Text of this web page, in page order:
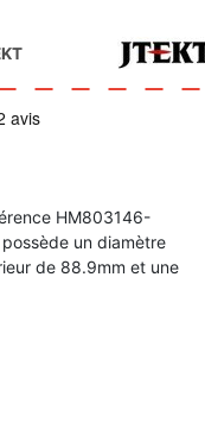
HM803146-
un diamètre
de 88.9mm et une